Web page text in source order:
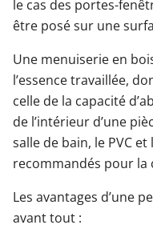
le cas des portes-
être posé sur une
Une menuiserie en
l’essence travaillée,
celle de la capacité
de l’intérieur d’une
salle de bain, le PVC
recommandés pour la
Les avantages d’une
avant tout :